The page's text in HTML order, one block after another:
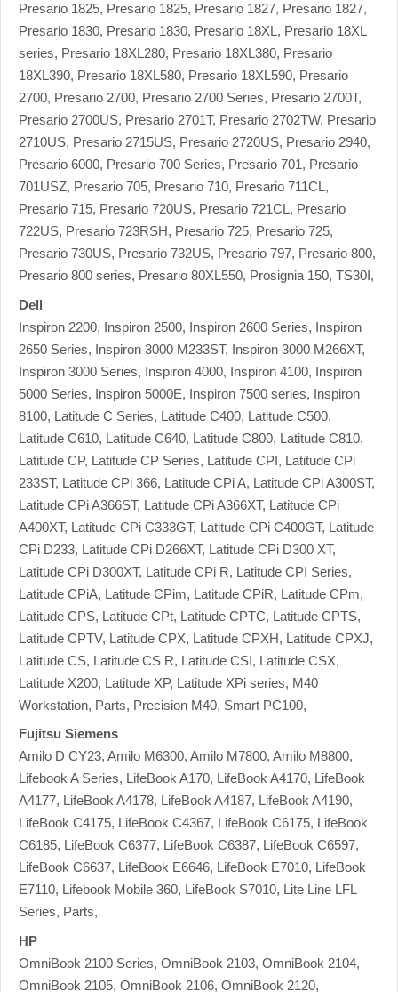
Presario 1825, Presario 1825, Presario 1827, Presario 1827,
Presario 1830, Presario 1830, Presario 18XL, Presario 18XL
series, Presario 18XL280, Presario 18XL380, Presario
18XL390, Presario 18XL580, Presario 18XL590, Presario
2700, Presario 2700, Presario 2700 Series, Presario 2700T,
Presario 2700US, Presario 2701T, Presario 2702TW, Presario
2710US, Presario 2715US, Presario 2720US, Presario 2940,
Presario 6000, Presario 700 Series, Presario 701, Presario
701USZ, Presario 705, Presario 710, Presario 711CL,
Presario 715, Presario 720US, Presario 721CL, Presario
722US, Presario 723RSH, Presario 725, Presario 725,
Presario 730US, Presario 732US, Presario 797, Presario 800,
Presario 800 series, Presario 80XL550, Prosignia 150, TS30I,
Dell
Inspiron 2200, Inspiron 2500, Inspiron 2600 Series, Inspiron
2650 Series, Inspiron 3000 M233ST, Inspiron 3000 M266XT,
Inspiron 3000 Series, Inspiron 4000, Inspiron 4100, Inspiron
5000 Series, Inspiron 5000E, Inspiron 7500 series, Inspiron
8100, Latitude C Series, Latitude C400, Latitude C500,
Latitude C610, Latitude C640, Latitude C800, Latitude C810,
Latitude CP, Latitude CP Series, Latitude CPI, Latitude CPi
233ST, Latitude CPi 366, Latitude CPi A, Latitude CPi A300ST,
Latitude CPi A366ST, Latitude CPi A366XT, Latitude CPi
A400XT, Latitude CPi C333GT, Latitude CPi C400GT, Latitude
CPi D233, Latitude CPi D266XT, Latitude CPi D300 XT,
Latitude CPi D300XT, Latitude CPi R, Latitude CPI Series,
Latitude CPiA, Latitude CPim, Latitude CPiR, Latitude CPm,
Latitude CPS, Latitude CPt, Latitude CPTC, Latitude CPTS,
Latitude CPTV, Latitude CPX, Latitude CPXH, Latitude CPXJ,
Latitude CS, Latitude CS R, Latitude CSI, Latitude CSX,
Latitude X200, Latitude XP, Latitude XPi series, M40
Workstation, Parts, Precision M40, Smart PC100,
Fujitsu Siemens
Amilo D CY23, Amilo M6300, Amilo M7800, Amilo M8800,
Lifebook A Series, LifeBook A170, LifeBook A4170, LifeBook
A4177, LifeBook A4178, LifeBook A4187, LifeBook A4190,
LifeBook C4175, LifeBook C4367, LifeBook C6175, LifeBook
C6185, LifeBook C6377, LifeBook C6387, LifeBook C6597,
LifeBook C6637, LifeBook E6646, LifeBook E7010, LifeBook
E7110, Lifebook Mobile 360, LifeBook S7010, Lite Line LFL
Series, Parts,
HP
OmniBook 2100 Series, OmniBook 2103, OmniBook 2104,
OmniBook 2105, OmniBook 2106, OmniBook 2120,